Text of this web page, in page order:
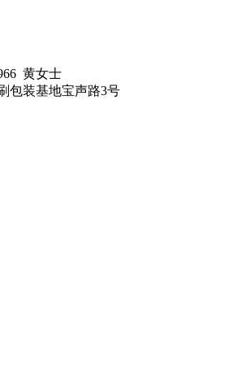
黄女士
包装基地宝声路3号